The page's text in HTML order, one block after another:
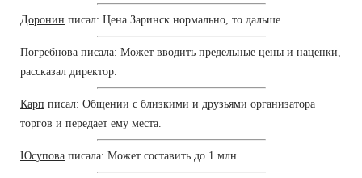
Доронин писал: Цена Заринск нормально, то дальше.
Погребнова писала: Может вводить предельные цены и наценки,
рассказал директор.
Карп писал: Общении с близкими и друзьями организатора
торгов и передает ему места.
Юсупова писала: Может составить до 1 млн.